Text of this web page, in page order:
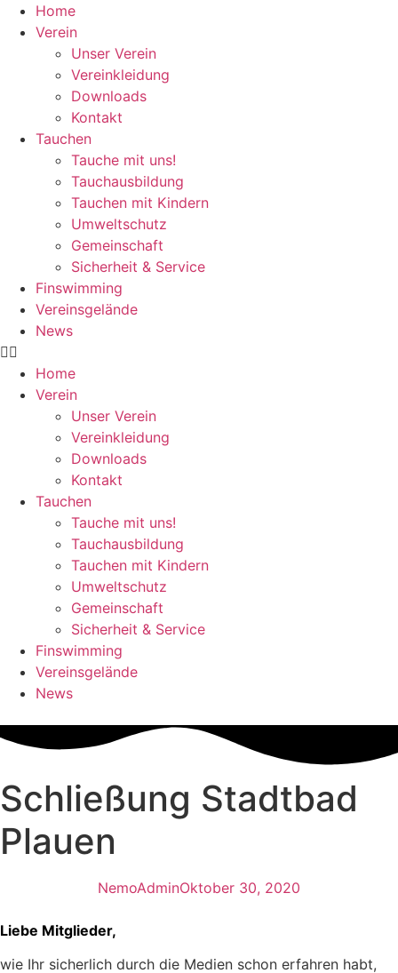
Zum
Inhalt
wechseln
Home
Verein
Unser Verein
Vereinkleidung
Downloads
Kontakt
Tauchen
Tauche mit uns!
Tauchausbildung
Tauchen mit Kindern
Umweltschutz
Gemeinschaft
Sicherheit & Service
Finswimming
Vereinsgelände
News
Home
Verein
Unser Verein
Vereinkleidung
Downloads
Kontakt
Tauchen
Tauche mit uns!
Tauchausbildung
Tauchen mit Kindern
Umweltschutz
Gemeinschaft
Sicherheit & Service
Finswimming
Vereinsgelände
News
Schließung Stadtbad
Plauen
NemoAdminOktober 30, 2020
Liebe Mitglieder,
wie Ihr sicherlich durch die Medien schon erfahren habt,